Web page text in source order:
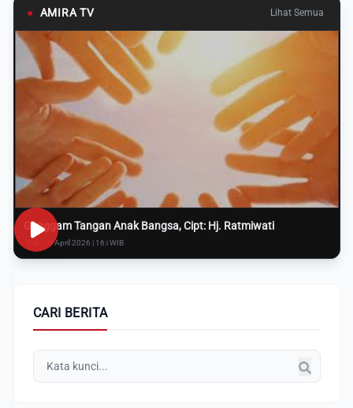
● AMIRA TV Lihat Semua
Genggam Tangan Anak Bangsa, Cipt: Hj. Ratmiwati
Rabu, 8 April 2026 | 16:i WIB
CARI BERITA